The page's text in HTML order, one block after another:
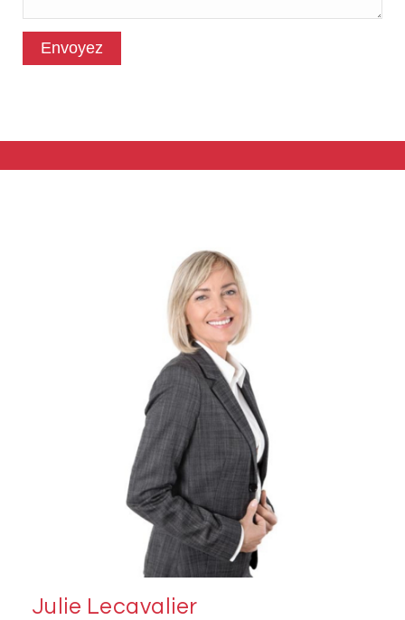
Envoyez
Julie Lecavalier